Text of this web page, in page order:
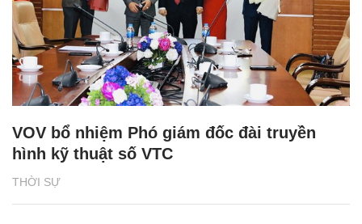
THỜI SỰ
VOV bổ nhiệm Phó giám đốc đài truyền
hình kỹ thuật số VTC